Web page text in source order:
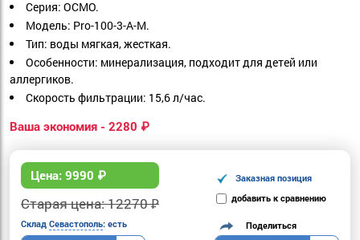
Серия: ОСМО.
Модель: Pro-100-3-А-М.
Тип: воды мягкая,жесткая.
Особенности: минерализация, подходит для детей или
аллергиков.
Скорость фильтрации: 15,6 л/час.
Ваша экономия - 2280 ₽
Цена: 9990 ₽
Старая цена: 12270 ₽
Заказная позиция
добавить к сравнению
Склад Севастополь: есть Поделиться